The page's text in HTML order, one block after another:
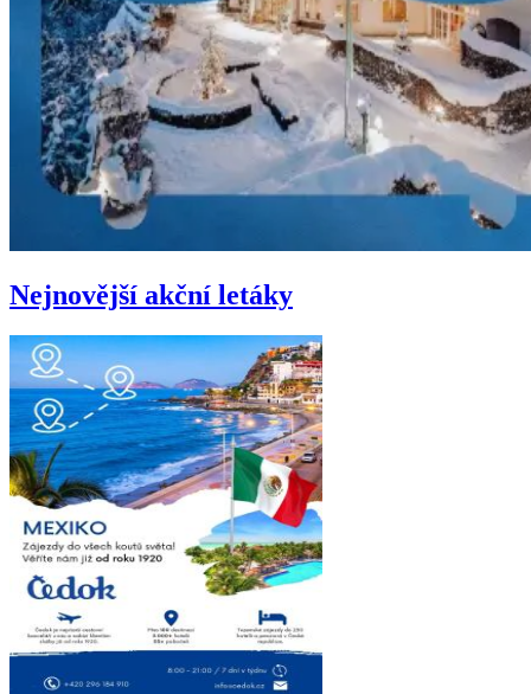
Nejnovější akční letáky